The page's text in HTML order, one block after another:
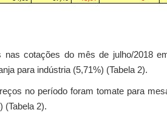
cotações do mês de julho/2018
para indústria (5,71%) (Tabela 2).
no período foram tomate para
(Tabela 2).